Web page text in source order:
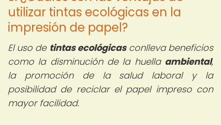
utilizar tintas ecológicas en la
impresión de papel?
El uso de tintas ecológicasconlleva beneficios
como la disminución de la huella ambiental,
la promoción de la salud laboral y la
posibilidad de reciclar el papel impreso con
mayor facilidad.